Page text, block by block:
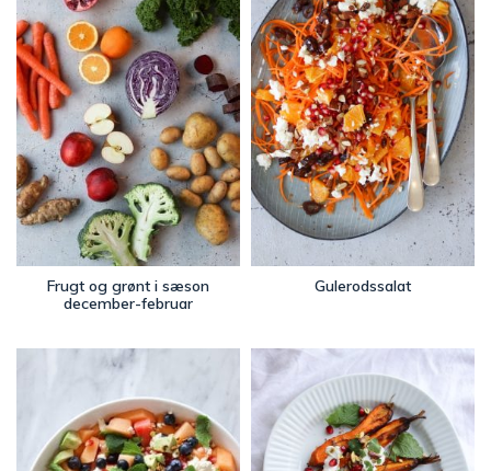
Frugt og grønt i sæson
december-februar
Gulerodssalat